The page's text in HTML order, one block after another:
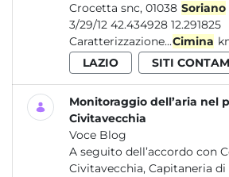
Crocetta snc, 01038 Soriano
3/29/12 42.434928 12.291825
Caratterizzazione...Cimina
LAZIO
SITI
Monitoraggio dell’aria nel
Civitavecchia
Voce Blog
A seguito dell’accordo con
Civitavecchia, Capitaneria